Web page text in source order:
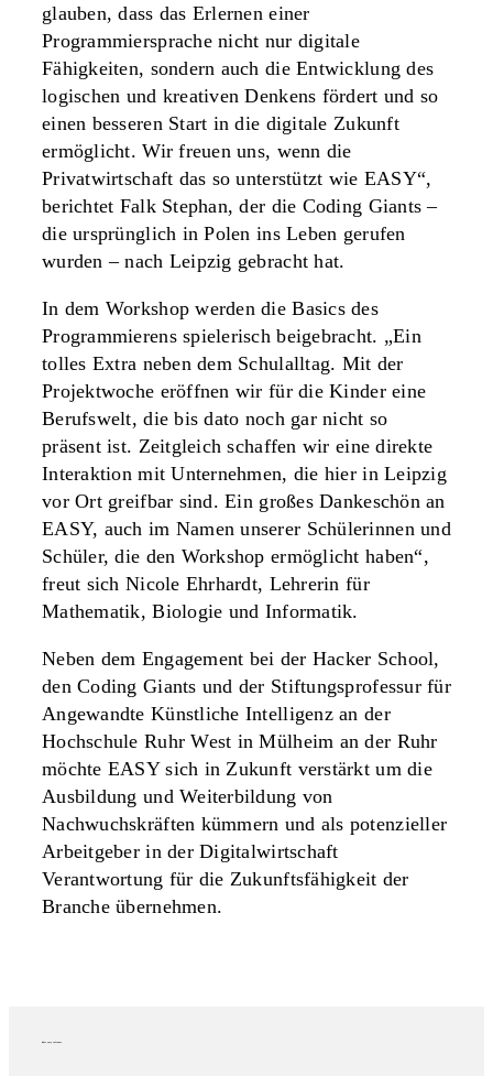
glauben, dass das Erlernen einer
Programmiersprache nicht nur digitale
Fähigkeiten, sondern auch die Entwicklung des
logischen und kreativen Denkens fördert und so
einen besseren Start in die digitale Zukunft
ermöglicht. Wir freuen uns, wenn die
Privatwirtschaft das so unterstützt wie EASY“,
berichtet Falk Stephan, der die Coding Giants –
die ursprünglich in Polen ins Leben gerufen
wurden – nach Leipzig gebracht hat.
In dem Workshop werden die Basics des
Programmierens spielerisch beigebracht. „Ein
tolles Extra neben dem Schulalltag. Mit der
Projektwoche eröffnen wir für die Kinder eine
Berufswelt, die bis dato noch gar nicht so
präsent ist. Zeitgleich schaffen wir eine direkte
Interaktion mit Unternehmen, die hier in Leipzig
vor Ort greifbar sind. Ein großes Dankeschön an
EASY, auch im Namen unserer Schülerinnen und
Schüler, die den Workshop ermöglicht haben“,
freut sich Nicole Ehrhardt, Lehrerin für
Mathematik, Biologie und Informatik.
Neben dem Engagement bei der Hacker School,
den Coding Giants und der Stiftungsprofessur für
Angewandte Künstliche Intelligenz an der
Hochschule Ruhr West in Mülheim an der Ruhr
möchte EASY sich in Zukunft verstärkt um die
Ausbildung und Weiterbildung von
Nachwuchskräften kümmern und als potenzieller
Arbeitgeber in der Digitalwirtschaft
Verantwortung für die Zukunftsfähigkeit der
Branche übernehmen.